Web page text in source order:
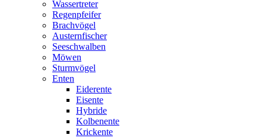
Wassertreter
Regenpfeifer
Brachvögel
Austernfischer
Seeschwalben
Möwen
Sturmvögel
Enten
Eiderente
Eisente
Hybride
Kolbenente
Krickente